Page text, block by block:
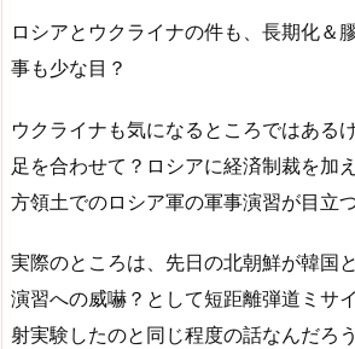
ロシアとウクライナの件も、長期化＆
事も少な目？
ウクライナも気になるところではある
足を合わせて？ロシアに経済制裁を加
方領土でのロシア軍の軍事演習が目立
実際のところは、先日の北朝鮮が韓国
演習への威嚇？として短距離弾道ミサ
射実験したのと同じ程度の話なんだろ